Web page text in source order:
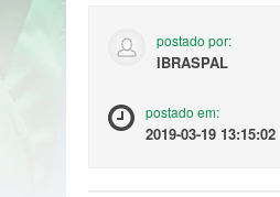
postado por:
IBRASPAL
postado em:
2019-03-19 13:15:02